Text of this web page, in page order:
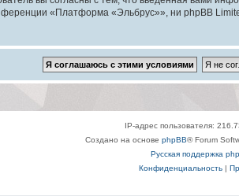
«Платформа «Эльбрус»», ни phpBB
IP-адрес пользователя:
Создано на основе phpBB® Forum
Русская поддержка
Конфиденциальность|